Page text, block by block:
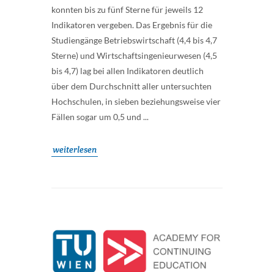
konnten bis zu fünf Sterne für jeweils 12
Indikatoren vergeben. Das Ergebnis für die
Studiengänge Betriebswirtschaft (4,4 bis 4,7
Sterne) und Wirtschaftsingenieurwesen (4,5
bis 4,7) lag bei allen Indikatoren deutlich
über dem Durchschnitt aller untersuchten
Hochschulen, in sieben beziehungsweise vier
Fällen sogar um 0,5 und ...
weiterlesen